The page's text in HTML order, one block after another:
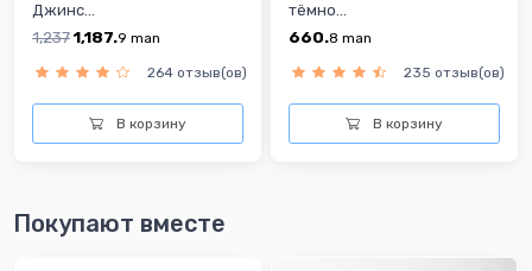
Джинс...
1,2371,187.9 man
264 отзыв(ов)
В корзину
тёмно...
660.8 man
235 отзыв(ов)
В корзину
Покупают вместе